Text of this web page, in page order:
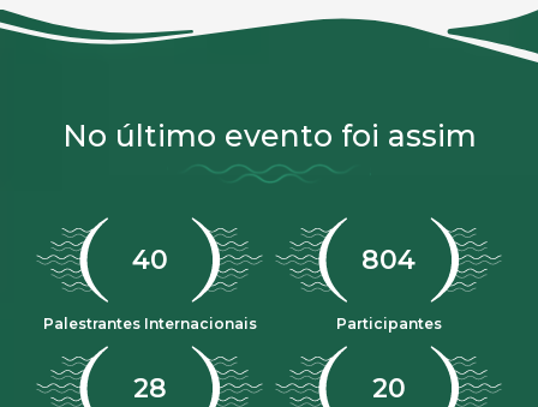
No último evento foi assim
47
Palestrantes Internacionais
968
Participantes
33 23